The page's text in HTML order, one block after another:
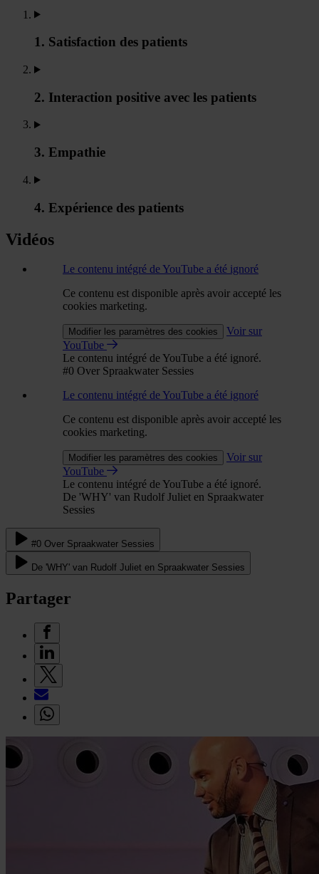
1. Satisfaction des patients
2. Interaction positive avec les patients
3. Empathie
4. Expérience des patients
Vidéos
Le contenu intégré de YouTube a été ignoré
Ce contenu est disponible après avoir accepté les
cookies marketing.
Modifier les paramètres des cookies
Voir sur
YouTube
Le contenu intégré de YouTube a été ignoré.
#0 Over Spraakwater Sessies
Le contenu intégré de YouTube a été ignoré
Ce contenu est disponible après avoir accepté les
cookies marketing.
Modifier les paramètres des cookies
Voir sur
YouTube
Le contenu intégré de YouTube a été ignoré.
De 'WHY' van Rudolf Juliet en Spraakwater
Sessies
#0 Over Spraakwater Sessies
De 'WHY' van Rudolf Juliet en Spraakwater Sessies
Partager